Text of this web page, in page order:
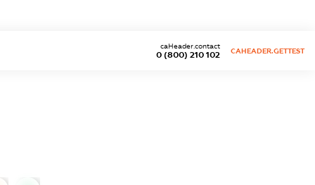
0 (800) 210 102
caHeader.contact
CAHEADER.GETTEST